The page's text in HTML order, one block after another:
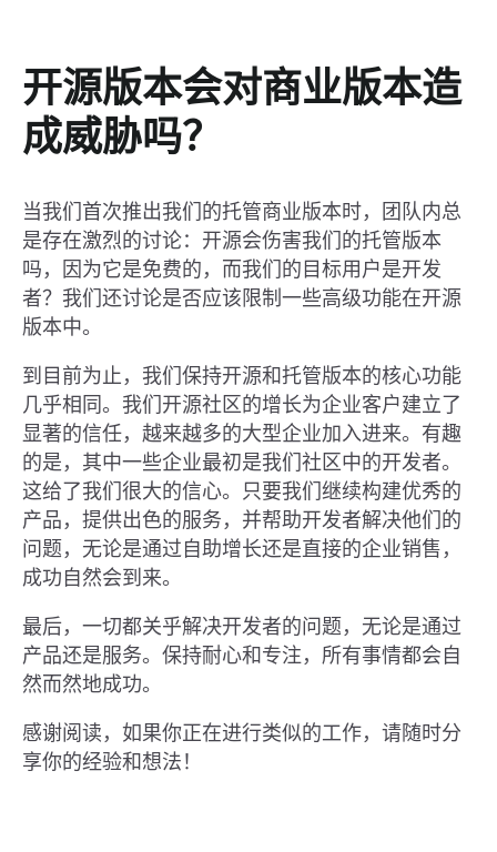
开源版本会对商业版本造
成威胁吗？
当我们首次推出我们的托管商业版本时，团队内总
是存在激烈的讨论：开源会伤害我们的托管版本
吗，因为它是免费的，而我们的目标用户是开发
者？我们还讨论是否应该限制一些高级功能在开源
版本中。
到目前为止，我们保持开源和托管版本的核心功能
几乎相同。我们开源社区的增长为企业客户建立了
显著的信任，越来越多的大型企业加入进来。有趣
的是，其中一些企业最初是我们社区中的开发者。
这给了我们很大的信心。只要我们继续构建优秀的
产品，提供出色的服务，并帮助开发者解决他们的
问题，无论是通过自助增长还是直接的企业销售，
成功自然会到来。
最后，一切都关乎解决开发者的问题，无论是通过
产品还是服务。保持耐心和专注，所有事情都会自
然而然地成功。
感谢阅读，如果你正在进行类似的工作，请随时分
享你的经验和想法！